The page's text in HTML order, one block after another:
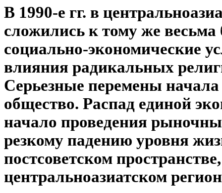
В 1990-е гг. в
сложились к тому же
социально-экономические
влияния радикальных
Серьезные перемены начала
общество. Распад единой
начало проведения
резкому падению уровня
постсоветском
центральноазиатском